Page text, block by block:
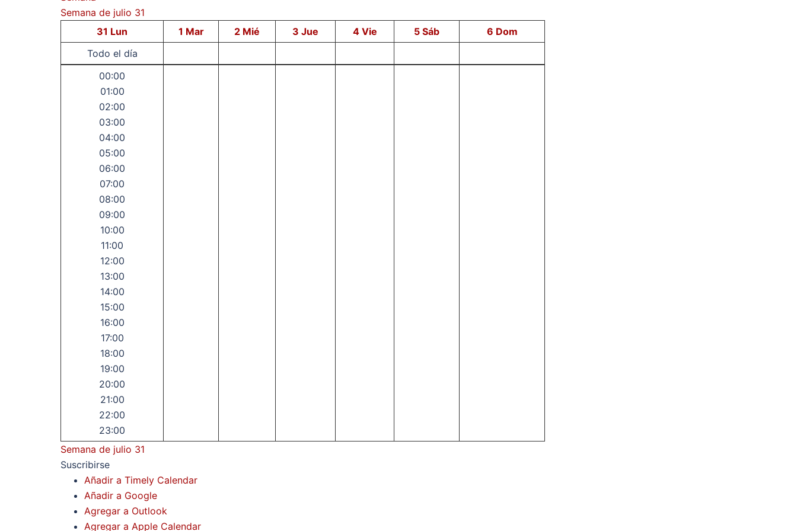
Semana de julio 31
31 Lun 1 Mar 2 Mié 3 Jue 4 Vie 5 Sáb 6 Dom
Todo el día
00:00
01:00
02:00
03:00
04:00
05:00
06:00
07:00
08:00
09:00
10:00
11:00
12:00
13:00
14:00
15:00
16:00
17:00
18:00
19:00
20:00
21:00
22:00
23:00
Semana de julio 31
Suscribirse
Añadir a Timely Calendar
Añadir a Google
Agregar a Outlook
Agregar a Apple Calendar